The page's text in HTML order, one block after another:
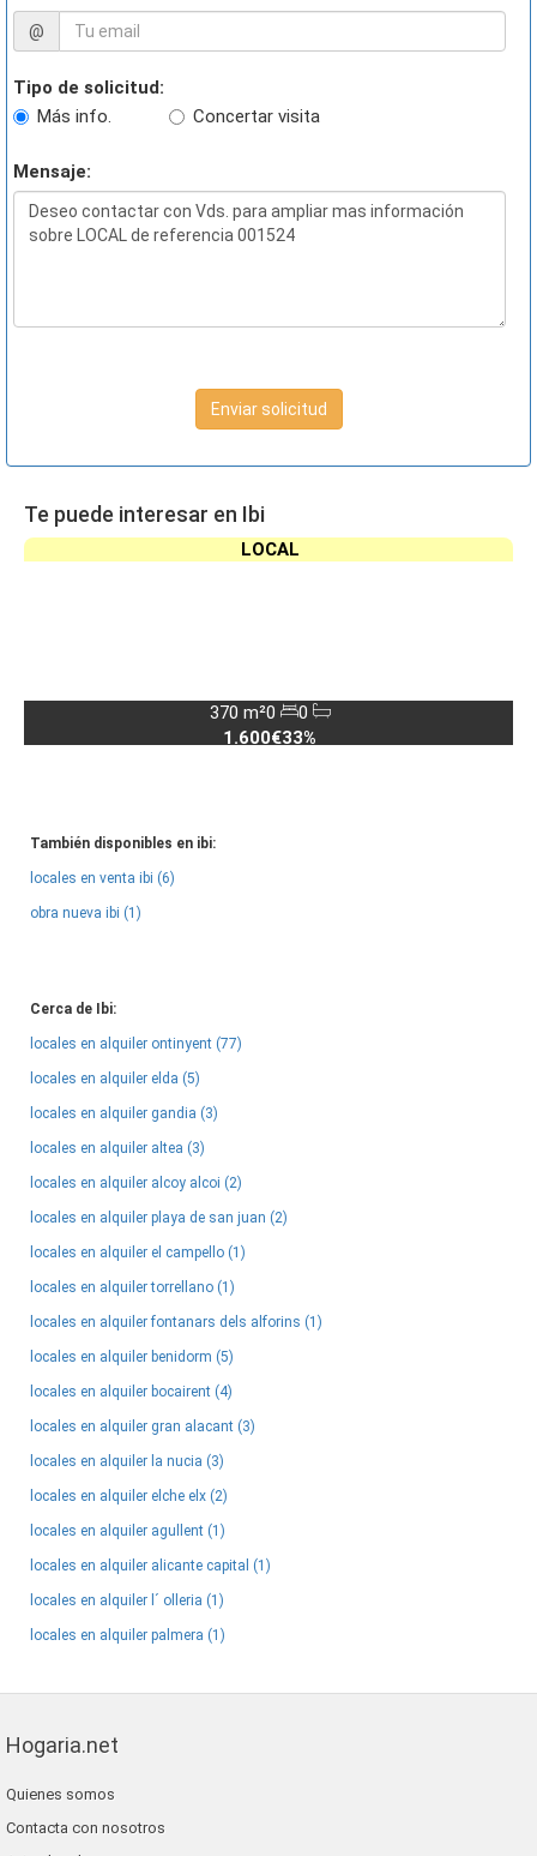
@
Tipo de solicitud:
Más info.
Concertar visita
Mensaje:
Enviar solicitud
Te puede interesar en Ibi
LOCAL
370 m²0
0
1.600€33%
También disponibles en ibi:
locales en venta ibi (6)
obra nueva ibi (1)
Cerca de Ibi:
locales en alquiler ontinyent (77)
locales en alquiler elda (5)
locales en alquiler gandia (3)
locales en alquiler altea (3)
locales en alquiler alcoy alcoi (2)
locales en alquiler playa de san juan (2)
locales en alquiler el campello (1)
locales en alquiler torrellano (1)
locales en alquiler fontanars dels alforins (1)
locales en alquiler benidorm (5)
locales en alquiler bocairent (4)
locales en alquiler gran alacant (3)
locales en alquiler la nucia (3)
locales en alquiler elche elx (2)
locales en alquiler agullent (1)
locales en alquiler alicante capital (1)
locales en alquiler l´ olleria (1)
locales en alquiler palmera (1)
Hogaria.net
Quienes somos
Contacta con nosotros